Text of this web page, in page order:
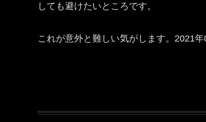
しても避けたいところです。
これが意外と難しい気がします。2021